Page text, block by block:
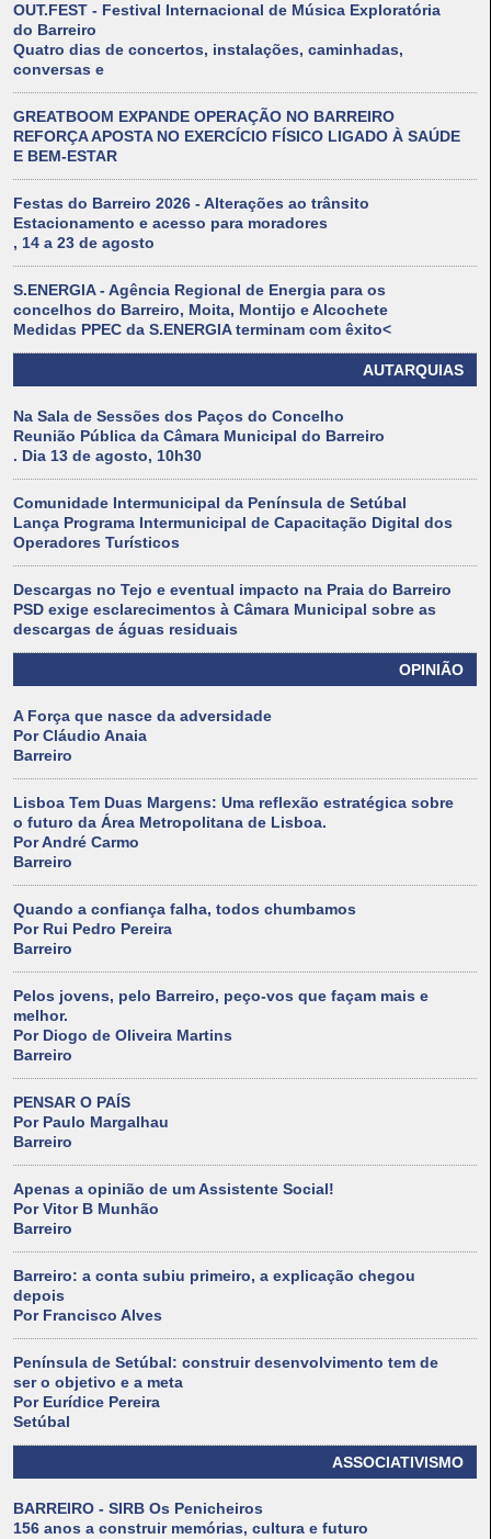
OUT.FEST - Festival Internacional de Música Exploratória
do Barreiro
Quatro dias de concertos, instalações, caminhadas,
conversas e
GREATBOOM EXPANDE OPERAÇÃO NO BARREIRO
REFORÇA APOSTA NO EXERCÍCIO FÍSICO LIGADO À SAÚDE
E BEM-ESTAR
Festas do Barreiro 2026 - Alterações ao trânsito
Estacionamento e acesso para moradores
, 14 a 23 de agosto
S.ENERGIA - Agência Regional de Energia para os
concelhos do Barreiro, Moita, Montijo e Alcochete
Medidas PPEC da S.ENERGIA terminam com êxito<
AUTARQUIAS
Na Sala de Sessões dos Paços do Concelho
Reunião Pública da Câmara Municipal do Barreiro
. Dia 13 de agosto, 10h30
Comunidade Intermunicipal da Península de Setúbal
Lança Programa Intermunicipal de Capacitação Digital dos
Operadores Turísticos
Descargas no Tejo e eventual impacto na Praia do Barreiro
PSD exige esclarecimentos à Câmara Municipal sobre as
descargas de águas residuais
OPINIÃO
A Força que nasce da adversidade
Por Cláudio Anaia
Barreiro
Lisboa Tem Duas Margens: Uma reflexão estratégica sobre
o futuro da Área Metropolitana de Lisboa.
Por André Carmo
Barreiro
Quando a confiança falha, todos chumbamos
Por Rui Pedro Pereira
Barreiro
Pelos jovens, pelo Barreiro, peço-vos que façam mais e
melhor.
Por Diogo de Oliveira Martins
Barreiro
PENSAR O PAÍS
Por Paulo Margalhau
Barreiro
Apenas a opinião de um Assistente Social!
Por Vitor B Munhão
Barreiro
Barreiro: a conta subiu primeiro, a explicação chegou
depois
Por Francisco Alves
Península de Setúbal: construir desenvolvimento tem de
ser o objetivo e a meta
Por Eurídice Pereira
Setúbal
ASSOCIATIVISMO
BARREIRO - SIRB Os Penicheiros
156 anos a construir memórias, cultura e futuro